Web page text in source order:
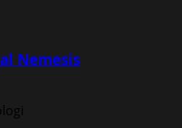
Nemesis